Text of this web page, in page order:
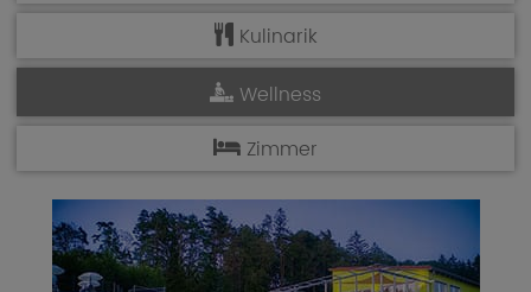
Kulinarik
Wellness
Zimmer